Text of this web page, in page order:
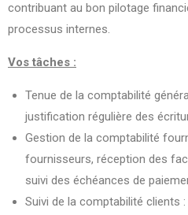
contribuant au bon pilotage
processus internes.
Vos tâches :
Tenue de la comptabilité
justification régulière des
Gestion de la comptabilité
fournisseurs, réception des
suivi des échéances de
Suivi de la comptabilité clients